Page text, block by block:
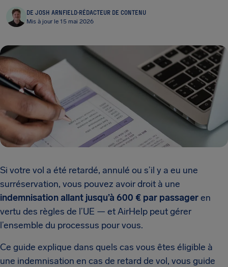
DE JOSH ARNFIELD·RÉDACTEUR DE CONTENU
Mis à jour le 15 mai 2026
Si votre vol a été retardé, annulé ou s’il y a eu une
surréservation, vous pouvez avoir droit à une
indemnisation allant jusqu’à 600 € par passageren
vertu des règles de l’UE — et AirHelp peut gérer
l’ensemble du processus pour vous.
Ce guide explique dans quels cas vous êtes éligible à
une indemnisation en cas de retard de vol, vous guide